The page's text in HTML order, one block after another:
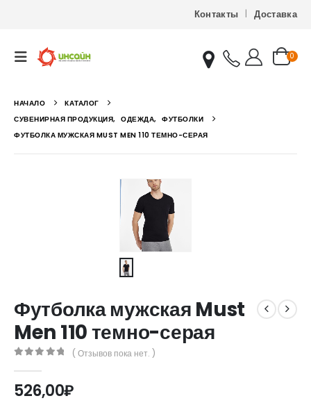
Контакты Доставка
0
НАЧАЛО
КАТАЛОГ
СУВЕНИРНАЯ ПРОДУКЦИЯ, ОДЕЖДА, ФУТБОЛКИ
ФУТБОЛКА МУЖСКАЯ MUST MEN 110 ТЕМНО-СЕРАЯ
Футболка мужская Must
Men 110 темно-серая
( Отзывов пока нет. )
526,00₽